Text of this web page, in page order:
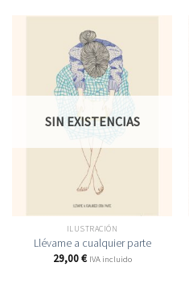
SIN EXISTENCIAS
ILUSTRACIÓN
Llévame a cualquier parte
29,00€ IVA incluido